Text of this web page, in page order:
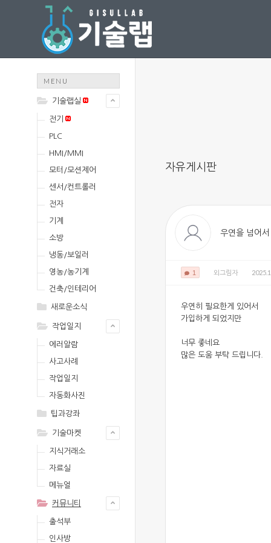
MENU
기술랩실
전기
PLC
HMI/MMI
모터/모션제어
센서/컨트롤러
전자
기계
소방
냉동/보일러
영농/농기계
건축/인테리어
새로운소식
작업일지
에러알람
사고사례
작업일지
자동화사진
팁과강좌
기술마켓
지식거래소
자료실
메뉴얼
커뮤니티
출석부
인사방
자유게시판
우연을 넘어서
1 외그림자
우연히 필요한게 있어서
가입하게 되었지만
너무 좋네요
많은 도움 부탁 드립니다.